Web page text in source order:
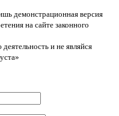
демонстрационная версия
на сайте законного
и не являйся